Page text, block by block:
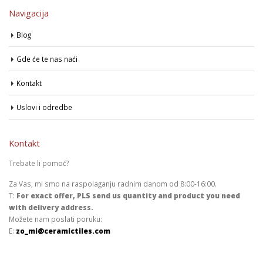
Navigacija
Blog
Gde će te nas naći
Kontakt
Uslovi i odredbe
Kontakt
Trebate li pomoć?
Za Vas, mi smo na raspolaganju radnim danom od 8:00-16:00.
T: For exact offer, PLS send us quantity and product you need
with delivery address.
Možete nam poslati poruku:
E: zo_mi@ceramictiles.com